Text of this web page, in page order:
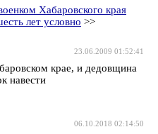
Хабаровского края
лет условно >>
23.06.2009 01:52:41
крае, и дедовщина
навести
06.10.2018 02:14:50